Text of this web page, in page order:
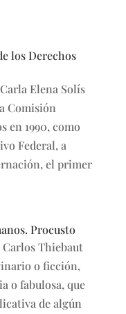
los Derechos
Elena Solís
Comisión
en 1990, como
Federal, a
el primer
Procusto
Thiebaut
o ficción,
o fabulosa, que
de algún